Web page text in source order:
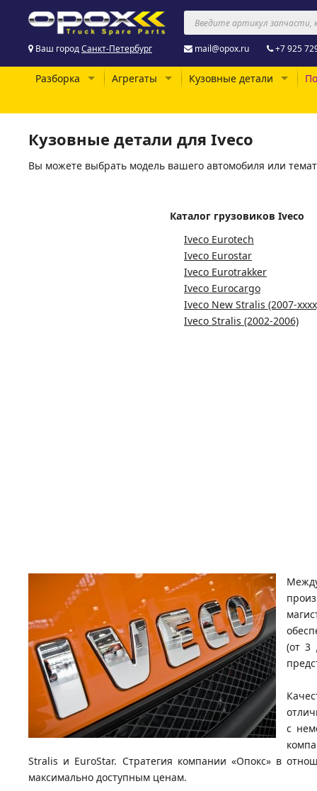
Ваш городСанкт-Петербург mail@opox.ru +7 925
Разборка Агрегаты Кузовные детали
Кузовные детали для Iveco
Вы можете выбрать модель вашего автомобиля или
Каталог грузовиков Iveco
Iveco Eurotech
Iveco Eurostar
Iveco Eurotrakker
Iveco Eurocargo
Iveco New Stralis (2007-
Iveco Stralis (2002-2006)
(от 3
с
Stralis и EuroStar. Стратегия компании «Опокс» в
максимально доступным ценам.